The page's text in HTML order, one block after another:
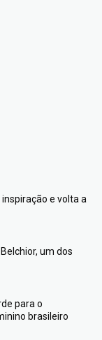
e volta a
um dos
para o
brasileiro